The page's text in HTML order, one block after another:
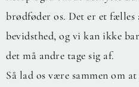
brødføder os. Det er et
bevidsthed, og vi kan ikke
det må andre tage sig af.
Så lad os være sammen om